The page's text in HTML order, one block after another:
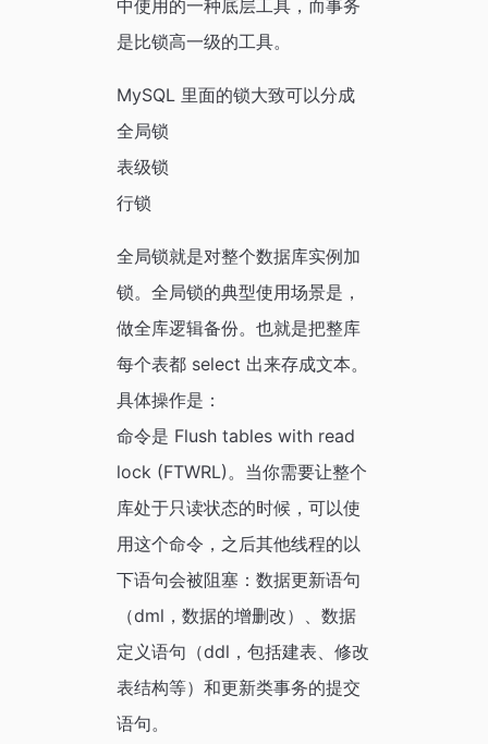
中使用的一种底层工具，而事务
是比锁高一级的工具。
MySQL 里面的锁大致可以分成
全局锁
表级锁
行锁
全局锁就是对整个数据库实例加
锁。全局锁的典型使用场景是，
做全库逻辑备份。也就是把整库
每个表都 select 出来存成文本。
具体操作是：
命令是 Flush tables with read
lock (FTWRL)。当你需要让整个
库处于只读状态的时候，可以使
用这个命令，之后其他线程的以
下语句会被阻塞：数据更新语句
（dml，数据的增删改）、数据
定义语句（ddl，包括建表、修改
表结构等）和更新类事务的提交
语句。